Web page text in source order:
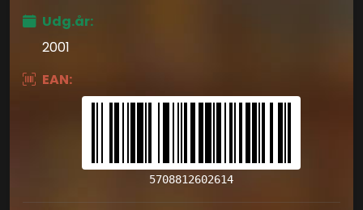
Udg.år:
2001
EAN:
5708812602614